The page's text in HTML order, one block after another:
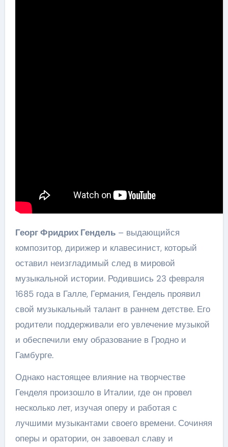
Георг Фридрих Гендель– выдающийся
композитор, дирижер и клавесинист, который
оставил неизгладимый след в мировой
музыкальной истории. Родившись 23 февраля
1685 года в Галле, Германия, Гендель проявил
свой музыкальный талант в раннем детстве. Его
родители поддерживали его увлечение музыкой
и обеспечили ему образование в Гродно и
Гамбурге.
Однако настоящее влияние на творчестве
Генделя произошло в Италии, где он провел
несколько лет, изучая оперу и работая с
лучшими музыкантами своего времени. Сочиняя
оперы и оратории, он завоевал славу и